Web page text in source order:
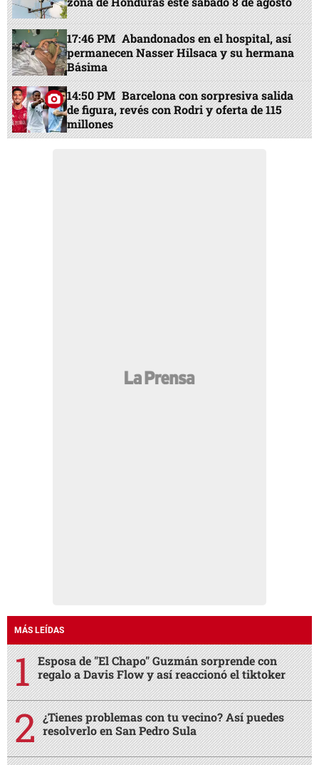
17:46 PM Abandonados en el hospital, así
permanecen Nasser Hilsaca y su hermana
Básima
14:50 PM Barcelona con sorpresiva salida
de figura, revés con Rodri y oferta de 115
millones
MÁS LEÍDAS
Esposa de "El Chapo" Guzmán sorprende con
regalo a Davis Flow y así reaccionó el tiktoker
¿Tienes problemas con tu vecino? Así puedes
resolverlo en San Pedro Sula